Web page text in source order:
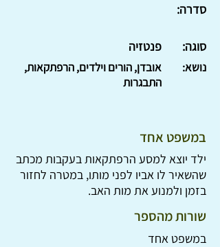
סדרה:
פנטזיה סוגה:
אובדן, הורים וילדים, הרפתקאות,
התבגרות
נושא:
במשפט אחד
ילד יוצא למסע הרפתקאות בעקבות מכתב
שהשאיר לו אביו לפני מותו, במטרה לחזור
בזמן ולמנוע את מות האב.
שורות מהספר
במשפט אחד